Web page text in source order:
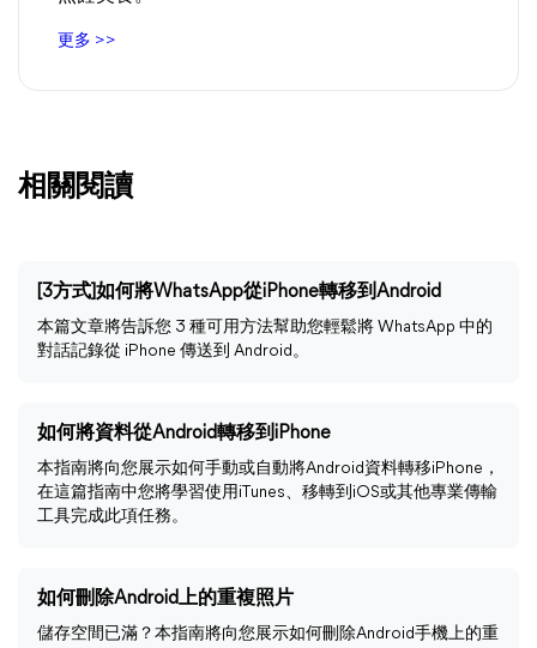
更多 >>
相關閱讀
[3方式]如何將WhatsApp從iPhone轉移到Android
本篇文章將告訴您 3 種可用方法幫助您輕鬆將 WhatsApp 中的
對話記錄從 iPhone 傳送到 Android。
如何將資料從Android轉移到iPhone
本指南將向您展示如何手動或自動將Android資料轉移iPhone，
在這篇指南中您將學習使用iTunes、移轉到iOS或其他專業傳輸
工具完成此項任務。
如何刪除Android上的重複照片
儲存空間已滿？本指南將向您展示如何刪除Android手機上的重